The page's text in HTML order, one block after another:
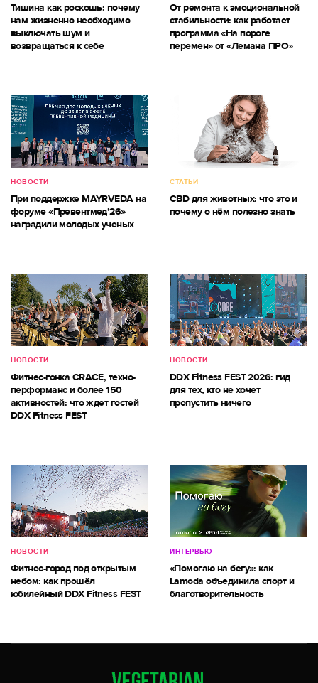
Тишина как роскошь: почему
нам жизненно необходимо
выключать шум и
возвращаться к себе
От ремонта к эмоциональной
стабильности: как работает
программа «На пороге
перемен» от «Лемана ПРО»
НОВОСТИ
При поддержке MAYRVEDA на
форуме «Превентмед’26»
наградили молодых ученых
СТАТЬИ
CBD для животных: что это и
почему о нём полезно знать
НОВОСТИ
Фитнес-гонка CRACE, техно-
перформанс и более 150
активностей: что ждет гостей
DDX Fitness FEST
НОВОСТИ
DDX Fitness FEST 2026: гид
для тех, кто не хочет
пропустить ничего
НОВОСТИ
Фитнес-город под открытым
небом: как прошёл
юбилейный DDX Fitness FEST
ИНТЕРВЬЮ
«Помогаю на бегу»: как
Lamoda объединила спорт и
благотворительность